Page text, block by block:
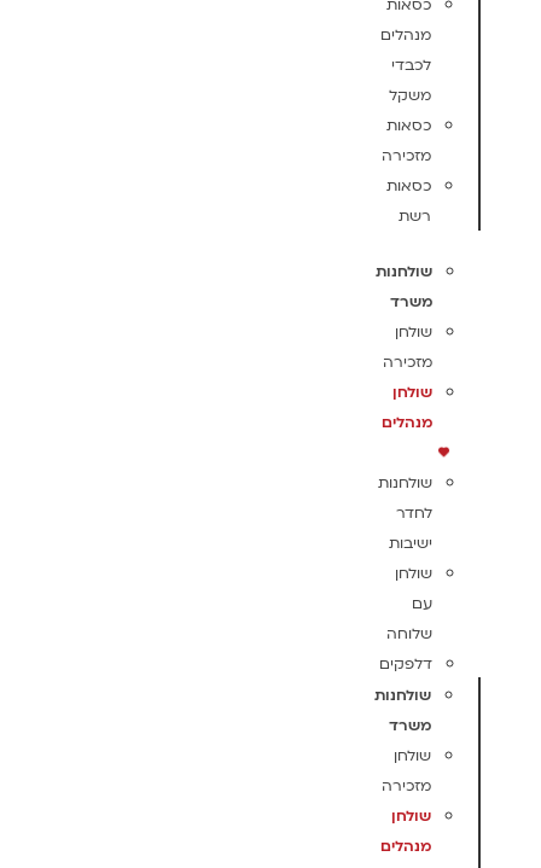
כסאות
מנהלים
לכבדי
משקל
כסאות
מזכירה
כסאות
רשת
שולחנות
משרד
שולחן
מזכירה
שולחן
מנהלים
שולחנות
לחדר
ישיבות
שולחן
עם
שלוחה
דלפקים
שולחנות
משרד
שולחן
מזכירה
שולחן
מנהלים